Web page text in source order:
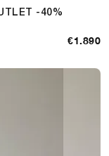
-40%
€1.890